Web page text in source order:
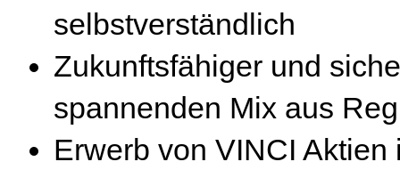
selbstverständlich
Zukunftsfähiger und
spannenden Mix aus
Erwerb von VINCI